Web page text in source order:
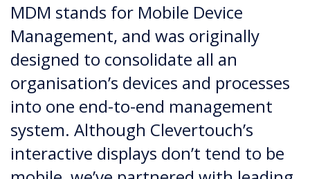
MDM stands for Mobile Device
Management, and was originally
designed to consolidate all an
organisation’s devices and processes
into one end-to-end management
system. Although Clevertouch’s
interactive displays don’t tend to be